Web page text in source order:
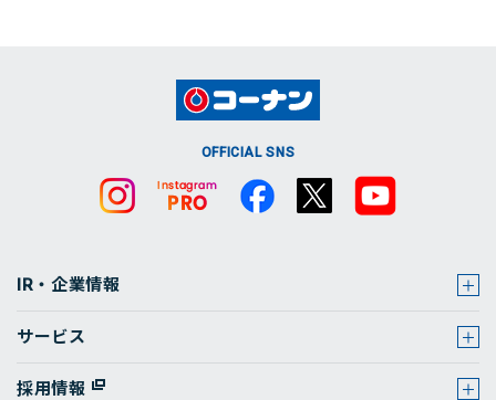
OFFICIAL SNS
IR・企業情報
サービス
採用情報